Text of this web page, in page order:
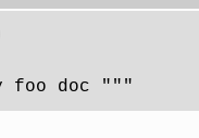
doc """